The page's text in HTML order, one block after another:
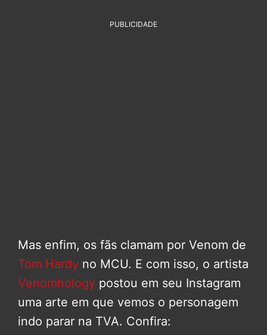
PUBLICIDADE
Mas enfim, os fãs clamam por Venom de
Tom Hardy no MCU. E com isso, o artista
Venomhology postou em seu Instagram
uma arte em que vemos o personagem
indo parar na TVA. Confira: